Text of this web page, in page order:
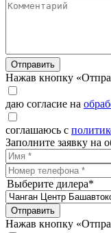
Отправить
Нажав кнопку
даю согласие на
соглашаюсь с
Заполните заявку на
Выберите дилера*
Отправить
Нажав кнопку